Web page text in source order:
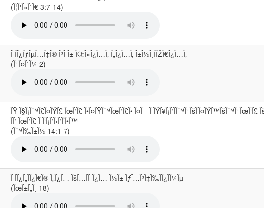
(Î¦Î¹Î»Î¹Ï€ 3:7-14)
Î ÏÎ¿ÏƒÎµÏ…Ï‡Î® Î³Î¹Î± ÏŒÎ»Î¿Ï…Ï‚ Ï„Î¿Ï…Ï‚ Î±Î½Î¸ÏÏŽÏ€Î¿Ï…Ï‚
(Î‘ Î¤Î¹Î¼ 2)
ÎŸ Î§Î¡Î™Î£Î¤ÎŸÎ£ ÎœÎ‘Î£ Î•Î¤ÎŸÎ™ÎœÎ‘Î£Î• Î¤Î—Î ÎŸÎ¥Î¡Î‘ÎÎ™Î‘ ÎšÎ‘Î¤ÎŸÎ™ÎšÎ™Î‘ ÎœÎ‘Î£
ÎÎ‘ ÎœÎ‘Î£ Î Î‘Î¡Î‘Î›Î‘Î’Î•Î™
(Î™Ï‰Î±Î½ 14:1-7)
Î ÏÎ¿Ï„ÏÎ¿Ï€Î® Ï„Î¿Ï… ÎšÏ…ÏÎ¯Î¿Ï… Î½Î± ÏƒÏ…Î³Ï‡Ï‰ÏÎ¿ÏÎ¼Îµ
(ÎœÎ±Ï„Î¸ 18)